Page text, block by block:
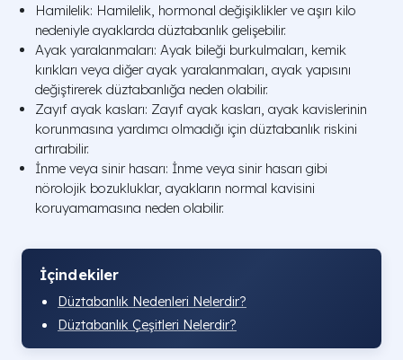
Hamilelik: Hamilelik, hormonal değişiklikler ve aşırı kilo
nedeniyle ayaklarda düztabanlık gelişebilir.
Ayak yaralanmaları: Ayak bileği burkulmaları, kemik
kırıkları veya diğer ayak yaralanmaları, ayak yapısını
değiştirerek düztabanlığa neden olabilir.
Zayıf ayak kasları: Zayıf ayak kasları, ayak kavislerinin
korunmasına yardımcı olmadığı için düztabanlık riskini
artırabilir.
İnme veya sinir hasarı: İnme veya sinir hasarı gibi
nörolojik bozukluklar, ayakların normal kavisini
koruyamamasına neden olabilir.
İçindekiler
Düztabanlık Nedenleri Nelerdir?
Düztabanlık Çeşitleri Nelerdir?